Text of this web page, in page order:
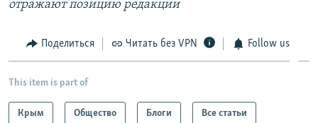
отражают позицию редакции
Поделиться Читать без VPN Follow us
This item is part of
Крым Общество Блоги Все статьи